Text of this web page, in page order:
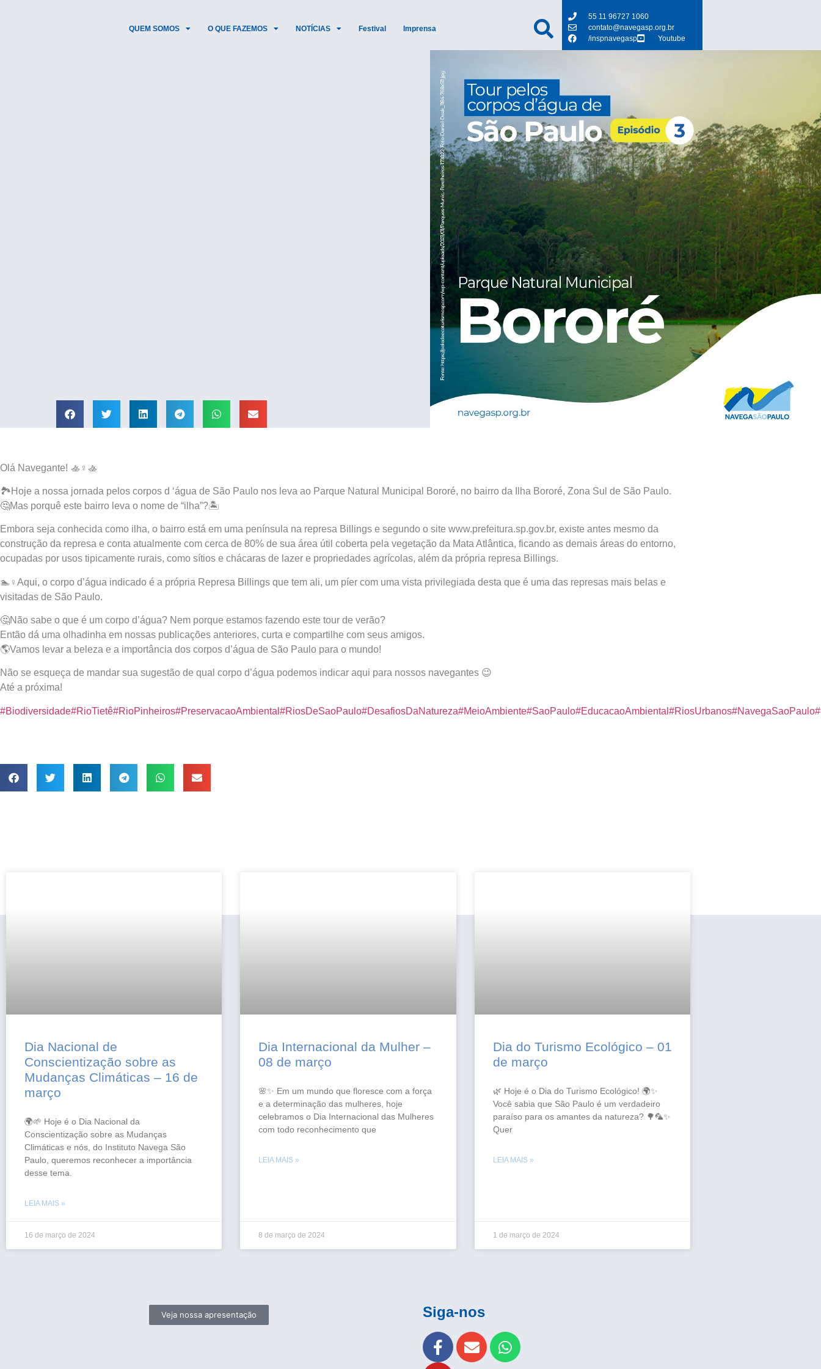
QUEM SOMOS O QUE FAZEMOS NOTÍCIAS Festival Imprensa
55 11 96727 1060
contato@navegasp.org.br
/inspnavegasp
Youtube
Olá Navegante! 🚣♀🚣
🏞Hoje a nossa jornada pelos corpos d ‘água de São Paulo nos leva ao Parque Natural Municipal Bororé, no bairro da Ilha Bororé, Zona Sul de São Paulo.
🤔Mas porquê este bairro leva o nome de “ilha”?🏝
Embora seja conhecida como ilha, o bairro está em uma península na represa Billings e segundo o site www.prefeitura.sp.gov.br, existe antes mesmo da
construção da represa e conta atualmente com cerca de 80% de sua área útil coberta pela vegetação da Mata Atlântica, ficando as demais áreas do entorno,
ocupadas por usos tipicamente rurais, como sítios e chácaras de lazer e propriedades agrícolas, além da própria represa Billings.
🏊♀Aqui, o corpo d’água indicado é a própria Represa Billings que tem ali, um píer com uma vista privilegiada desta que é uma das represas mais belas e
visitadas de São Paulo.
🤔Não sabe o que é um corpo d’água? Nem porque estamos fazendo este tour de verão?
Então dá uma olhadinha em nossas publicações anteriores, curta e compartilhe com seus amigos.
🌎Vamos levar a beleza e a importância dos corpos d’água de São Paulo para o mundo!
Não se esqueça de mandar sua sugestão de qual corpo d’água podemos indicar aqui para nossos navegantes 😉
Até a próxima!
#Biodiversidade#RioTietê#RioPinheiros#PreservacaoAmbiental #RiosDeSaoPaulo#DesafiosDaNatureza#MeioAmbiente#SaoPaulo#EducacaoAmbiental #RiosUrbanos#NavegaSaoPaulo
Dia Nacional de
Conscientização sobre as
Mudanças Climáticas – 16 de
março
🌍🌱 Hoje é o Dia Nacional da
Conscientização sobre as Mudanças
Climáticas e nós, do Instituto Navega São
Paulo, queremos reconhecer a importância
desse tema.
LEIA MAIS »
16 de março de 2024
Dia Internacional da Mulher –
08 de março
🌸✨ Em um mundo que floresce com a força
e a determinação das mulheres, hoje
celebramos o Dia Internacional das Mulheres
com todo reconhecimento que
LEIA MAIS »
8 de março de 2024
Dia do Turismo Ecológico – 01
de março
🌿 Hoje é o Dia do Turismo Ecológico! 🌍✨
Você sabia que São Paulo é um verdadeiro
paraíso para os amantes da natureza? 🌳🦜✨
Quer
LEIA MAIS »
1 de março de 2024
Veja nossa apresentação Siga-nos